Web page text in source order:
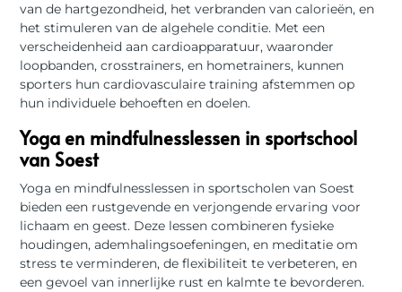
van de hartgezondheid, het verbranden van calorieën, en
het stimuleren van de algehele conditie. Met een
verscheidenheid aan cardioapparatuur, waaronder
loopbanden, crosstrainers, en hometrainers, kunnen
sporters hun cardiovasculaire training afstemmen op
hun individuele behoeften en doelen.
Yoga en mindfulnesslessen in sportschool
van Soest
Yoga en mindfulnesslessen in sportscholen van Soest
bieden een rustgevende en verjongende ervaring voor
lichaam en geest. Deze lessen combineren fysieke
houdingen, ademhalingsoefeningen, en meditatie om
stress te verminderen, de flexibiliteit te verbeteren, en
een gevoel van innerlijke rust en kalmte te bevorderen.